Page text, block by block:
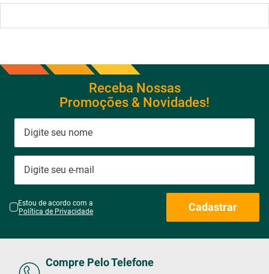
Receba Nossas
Promoções & Novidades!
Estou de acordo com a
Política de Privacidade
Cadastrar
Compre Pelo Telefone